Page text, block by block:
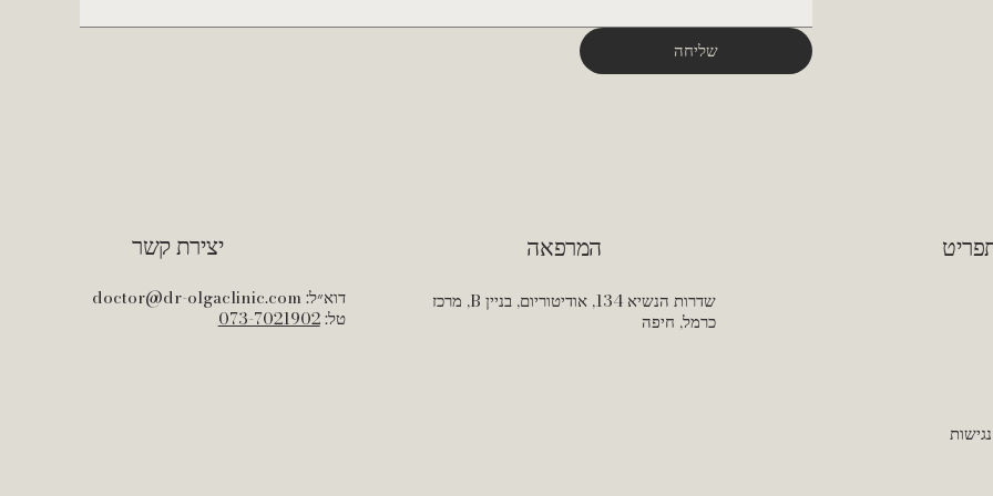
שליחה
יצירת קשר
דוא״ל:doctor@dr-olgaclinic.com
טל:073-7021902
המרפאה
שדרות הנשיא 134, אודיטוריום, בניין B, מרכז
כרמל, חיפה
נגישות